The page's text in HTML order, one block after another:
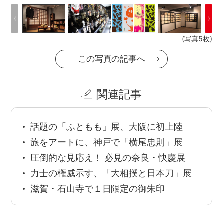
(写真5枚)
この写真の記事へ
関連記事
話題の「ふともも」展、大阪に初上陸
旅をアートに、神戸で「横尾忠則」展
圧倒的な見応え！ 必見の奈良・快慶展
力士の権威示す、「大相撲と日本刀」展
滋賀・石山寺で１日限定の御朱印